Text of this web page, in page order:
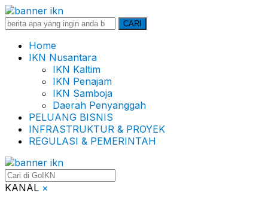
Search
CARI
Home
IKN Nusantara
IKN Kaltim
IKN Penajam
IKN Samboja
Daerah Penyanggah
PELUANG BISNIS
INFRASTRUKTUR & PROYEK
REGULASI & PEMERINTAH
KANAL ×